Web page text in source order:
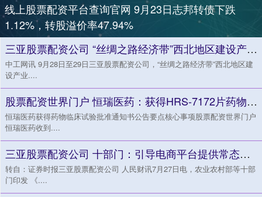
线上股票配资平台查询官网 9月23日志邦转债下跌
1.12%，转股溢价率47.94%
三亚股票配资公司 “丝绸之路经济带”西北地区建设产业工会联盟2025年助企行交流活动在呼和浩特市举行
中工网讯 9月28日至29日三亚股票配资公司，“丝绸之路经济带”西北地区建
设产业....
股票配资世界门户 恒瑞医药：获得HRS-7172片药物临床试验批准通知书
恒瑞医药获得药物临床试验批准通知书公告要点核心事项股票配资世界门户
恒瑞医药收到....
三亚股票配资公司 十部门：引导电商平台提供常态化、成体系的扶农措施
转自：证券时报三亚股票配资公司 人民财讯7月27日电，农业农村部等十部
门印发 《....